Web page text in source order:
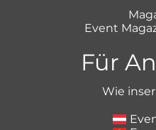
Event
Für
Wie